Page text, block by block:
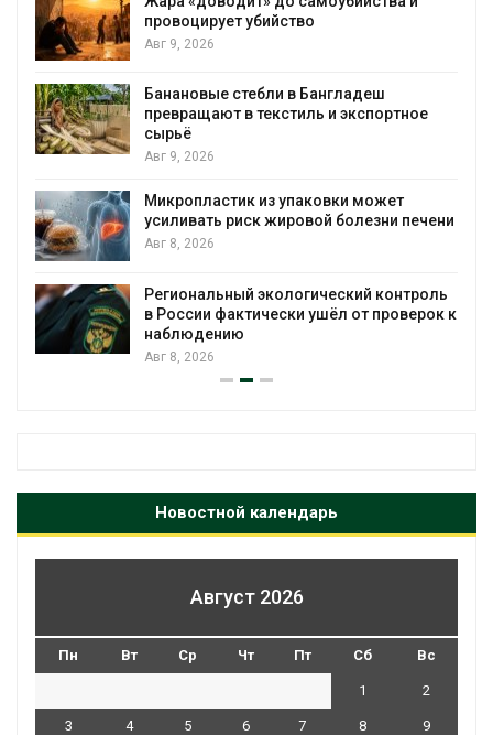
печени
к
Евросоюз потребовал увеличить
вложения в защиту природы на фоне
роста ущерба от пожаров
Дом из старых шин может
Авг 7, 2026
Камчатские северные олени
вес перед осенней миграцией
Ozon запустит сбор помощи для
приютов Нижнего Новгорода
Авг 7, 2026
Новостной календарь
Август 2026
Пн Вт Ср Чт Пт Сб Вс
1 2
3 4 5 6 7 8 9